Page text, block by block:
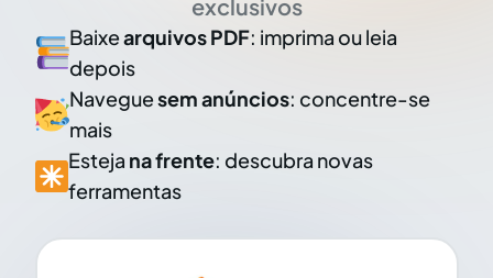
exclusivos
Baixearquivos PDF: imprima ou leia
depois
Naveguesem anúncios: concentre-se
mais
Esteja na frente: descubra novas
ferramentas